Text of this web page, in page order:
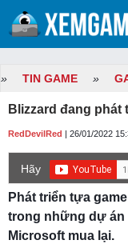
» TIN GAME »
Blizzard đang phát
RedDevilRed | 26/01/2022
Hãy
game mới hơn nhé!
Phát triển tựa
trong những dự án
Microsoft mua lại.